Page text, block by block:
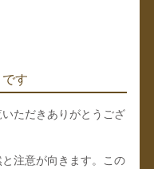
す
ただきありがとうござ
注意が向きます。この